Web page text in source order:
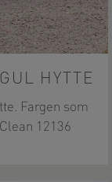
HYTTE
Fargen som
12136